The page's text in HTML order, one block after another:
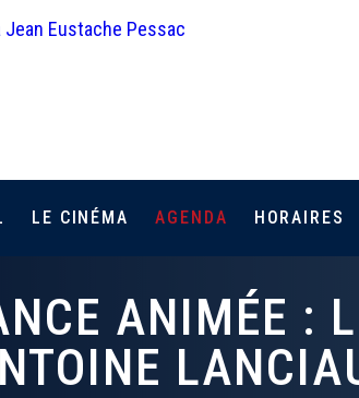
LE CINÉMA AGENDA HORAIRES
ANIMÉE :